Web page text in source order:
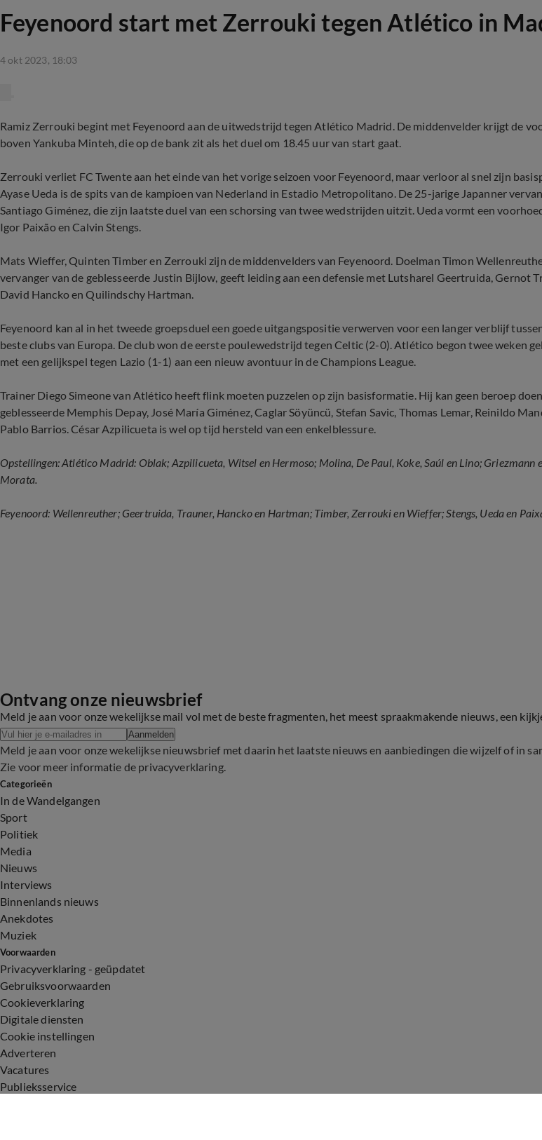
Feyenoord start met Zerrouki tegen Atlético in
4 okt 2023, 18:03
Ramiz Zerrouki begint met Feyenoord aan de uitwedstrijd tegen Atlético Madrid. De middenvelder krijgt de
boven Yankuba Minteh, die op de bank zit als het duel om 18.45 uur van start gaat.
Zerrouki verliet FC Twente aan het einde van het vorige seizoen voor Feyenoord, maar verloor al snel zijn
Ayase Ueda is de spits van de kampioen van Nederland in Estadio Metropolitano. De 25-jarige Japanner
Santiago Giménez, die zijn laatste duel van een schorsing van twee wedstrijden uitzit. Ueda vormt een
Igor Paixão en Calvin Stengs.
Mats Wieffer, Quinten Timber en Zerrouki zijn de middenvelders van Feyenoord. Doelman Timon
vervanger van de geblesseerde Justin Bijlow, geeft leiding aan een defensie met Lutsharel Geertruida, Gernot
David Hancko en Quilindschy Hartman.
Feyenoord kan al in het tweede groepsduel een goede uitgangspositie verwerven voor een langer verblijf
beste clubs van Europa. De club won de eerste poulewedstrijd tegen Celtic (2-0). Atlético begon twee weken
met een gelijkspel tegen Lazio (1-1) aan een nieuw avontuur in de Champions League.
Trainer Diego Simeone van Atlético heeft flink moeten puzzelen op zijn basisformatie. Hij kan geen beroep
geblesseerde Memphis Depay, José María Giménez, Caglar Söyüncü, Stefan Savic, Thomas Lemar, Reinildo
Pablo Barrios. César Azpilicueta is wel op tijd hersteld van een enkelblessure.
Opstellingen: Atlético Madrid: Oblak; Azpilicueta, Witsel en Hermoso; Molina, De Paul, Koke, Saúl en Lino; Griezmann
Morata.
Feyenoord: Wellenreuther; Geertruida, Trauner, Hancko en Hartman; Timber, Zerrouki en Wieffer; Stengs, Ueda en
Ontvang onze nieuwsbrief
Meld je aan voor onze wekelijkse mail vol met de beste fragmenten, het meest spraakmakende nieuws, een
Aanmelden
Meld je aan voor onze wekelijkse nieuwsbrief met daarin het laatste nieuws en aanbiedingen die wijzelf of in
Zie voor meer informatie de privacyverklaring.
Categorieën
In de Wandelgangen
Sport
Politiek
Media
Nieuws
Interviews
Binnenlands nieuws
Anekdotes
Muziek
Voorwaarden
Privacyverklaring - geüpdatet
Gebruiksvoorwaarden
Cookieverklaring
Digitale diensten
Cookie instellingen
Adverteren
Vacatures
Publieksservice